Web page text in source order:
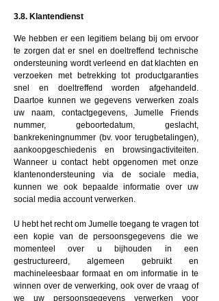
3.8. Klantendienst
We hebben er een legitiem belang bij om ervoor
te zorgen dat er snel en doeltreffend technische
ondersteuning wordt verleend en dat klachten en
verzoeken met betrekking tot productgaranties
snel en doeltreffend worden afgehandeld.
Daartoe kunnen we gegevens verwerken zoals
uw naam, contactgegevens, Jumelle Friends
nummer, geboortedatum, geslacht,
bankrekeningnummer (bv. voor terugbetalingen),
aankoopgeschiedenis en browsingactiviteiten.
Wanneer u contact hebt opgenomen met onze
klantenondersteuning via de sociale media,
kunnen we ook bepaalde informatie over uw
social media account verwerken.
U hebt het recht om Jumelle toegang te vragen tot
een kopie van de persoonsgegevens die we
momenteel over u bijhouden in een
gestructureerd, algemeen gebruikt en
machineleesbaar formaat en om informatie in te
winnen over de verwerking, ook over de vraag of
we uw persoonsgegevens verwerken voor